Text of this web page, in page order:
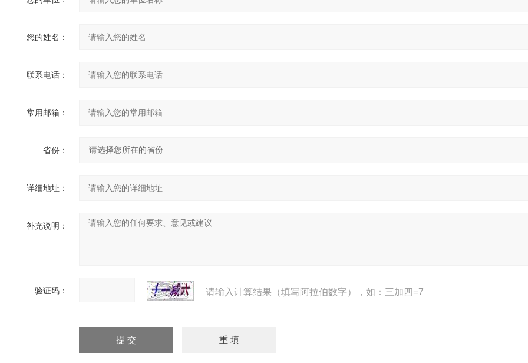
您的姓名：
联系电话：
常用邮箱：
省份：
详细地址：
补充说明：
验证码： 请输入计算结果（填写阿拉伯数字），如：三加四=7